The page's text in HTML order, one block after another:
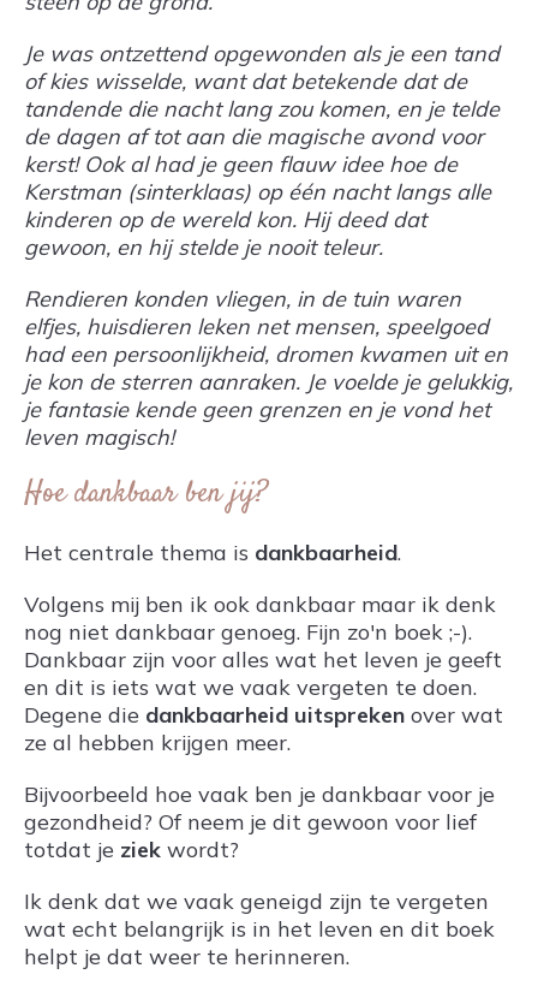
Je was ontzettend opgewonden als je een tand
of kies wisselde, want dat betekende dat de
tandende die nacht lang zou komen, en je telde
de dagen af tot aan die magische avond voor
kerst! Ook al had je geen flauw idee hoe de
Kerstman (sinterklaas) op één nacht langs alle
kinderen op de wereld kon. Hij deed dat
gewoon, en hij stelde je nooit teleur.
Rendieren konden vliegen, in de tuin waren
elfjes, huisdieren leken net mensen, speelgoed
had een persoonlijkheid, dromen kwamen uit en
je kon de sterren aanraken. Je voelde je gelukkig,
je fantasie kende geen grenzen en je vond het
leven magisch!
Hoe dankbaar ben jij?
Het centrale thema is dankbaarheid.
Volgens mij ben ik ook dankbaar maar ik denk
nog niet dankbaar genoeg. Fijn zo'n boek ;-).
Dankbaar zijn voor alles wat het leven je geeft
en dit is iets wat we vaak vergeten te doen.
Degene die dankbaarheid uitspreken over wat
ze al hebben krijgen meer.
Bijvoorbeeld hoe vaak ben je dankbaar voor je
gezondheid? Of neem je dit gewoon voor lief
totdat je ziek wordt?
Ik denk dat we vaak geneigd zijn te vergeten
wat echt belangrijk is in het leven en dit boek
helpt je dat weer te herinneren.